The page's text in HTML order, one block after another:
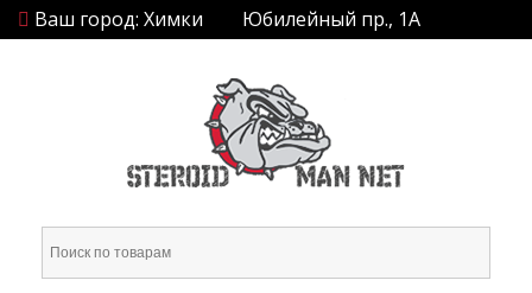
Ваш город: Химки Юбилейный пр., 1А